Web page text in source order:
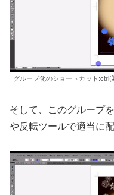
グループ化のショートカット
そして、このグループ
や反転ツールで適当に